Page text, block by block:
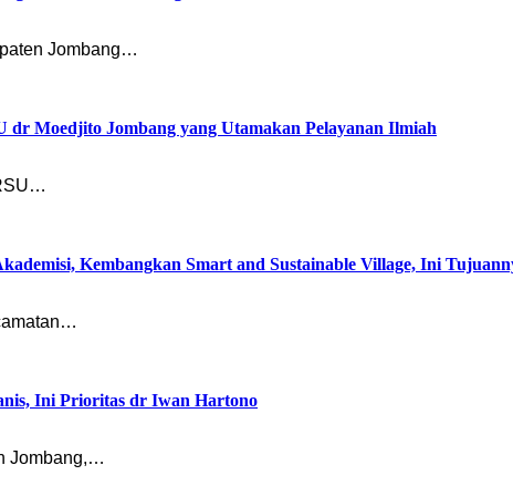
Jombang…
Moedjito Jombang yang Utamakan Pelayanan Ilmiah
Kembangkan Smart and Sustainable Village, Ini
Ini Prioritas dr Iwan Hartono
Jombang,…